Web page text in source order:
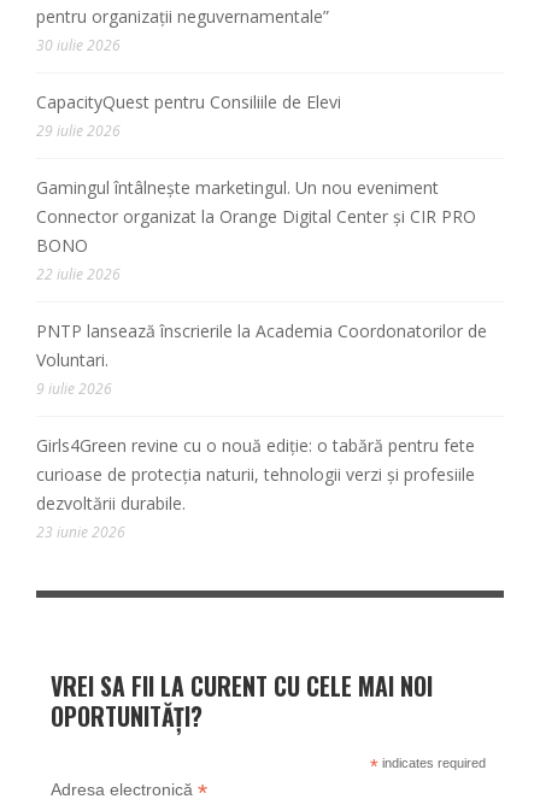
pentru organizații neguvernamentale”
30 iulie 2026
CapacityQuest pentru Consiliile de Elevi
29 iulie 2026
Gamingul întâlnește marketingul. Un nou eveniment
Connector organizat la Orange Digital Center și CIR PRO
BONO
22 iulie 2026
PNTP lansează înscrierile la Academia Coordonatorilor de
Voluntari.
9 iulie 2026
Girls4Green revine cu o nouă ediție: o tabără pentru fete
curioase de protecția naturii, tehnologii verzi și profesiile
dezvoltării durabile.
23 iunie 2026
VREI SA FII LA CURENT CU CELE MAI NOI
OPORTUNITĂȚI?
*indicates required
Adresa electronică *